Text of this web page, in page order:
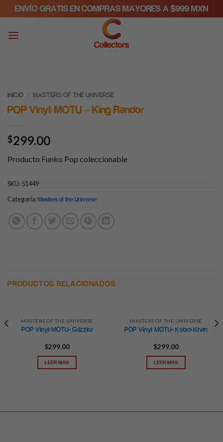
to
content
ENVÍO GRATIS EN COMPRAS MAYORES A $999 MXN
INICIO / MASTERS OF THE UNIVERSE
POP Vinyl: MOTU – King Randor
$299.00
Producto Funko Pop coleccionable
SKU:51449
Categoría:Masters of the Universe
PRODUCTOS RELACIONADOS
MASTERS OF THE UNIVERSE
POP Vinyl: MOTU- Grizzlor
$299.00
LEER MÁS
MASTERS OF THE UNIVERSE
POP Vinyl: MOTU- Kobra Khan
$299.00
LEER MÁS